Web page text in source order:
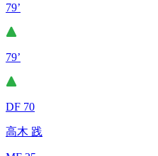
79’
79’
DF 70
高木 践